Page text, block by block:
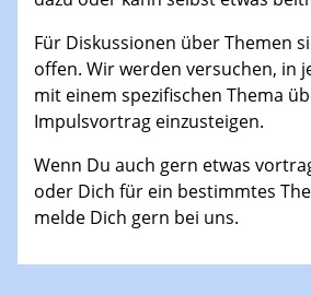
Für Diskussionen über Themen
offen. Wir werden versuchen, in
mit einem spezifischen Thema
Impulsvortrag einzusteigen.
Wenn Du auch gern etwas
oder Dich für ein bestimmtes
melde Dich gern bei uns.